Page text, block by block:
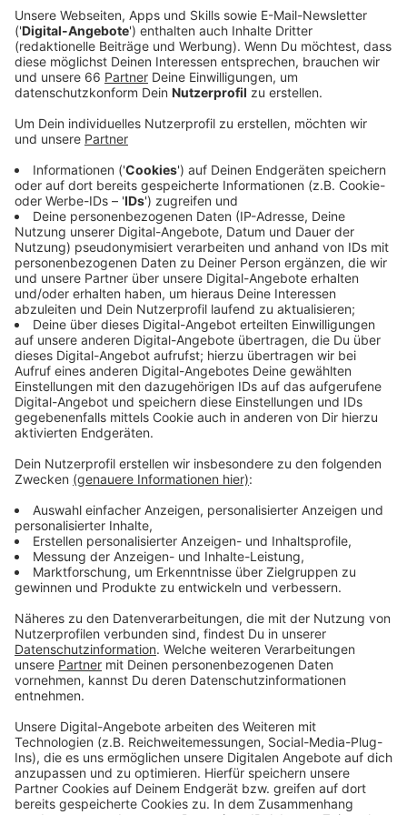
Veröffentlicht:Donnerstag, 21.10.2021 14:53
Anzeige
Die sogenannten "Boosterimpfungen" werden
Bewohner*innen und Personal von Altenpflege und
medizinischen Einrichtungen empfohlen. Außerdem
schreibt das Land alle über 70-jährigen in den nächsten
Wochen wegen ihrer anstehenden Impf-Auffrischung
an. Alle anderen sollten sich noch gedulden, so der
Chef der KVNO. Ein "Windhundrennen" in die Praxen sei
weder nötig noch sinnvoll. Auch weil unser Impfschutz
nicht mit einem Mal schlagartig nachlasse. Außerdem
seien langfristig ausreichend Impfstoffmengen
vorhanden, um alle Impfwilligen erneut immunisieren zu
können, wenn die Zeit für den "Booster" jeweils
gekommen ist. Das ist mindestens ein halbes Jahr
nach der zweiten Spritze oder bei Johnson & Johnson
nach einem Monat. Außer in Praxen können wir uns
dann auch bei den städtischen Einrichtungen impfen
lassen.
Anzeige
Anzeige
Meldung der KVNO dazu
IMPF-Möglichkeiten der Stadt Düsseldorf
ANTENNE-Liveticker zu Corona
Anzeige